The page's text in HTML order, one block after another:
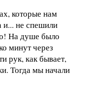
которые нам
и... не спешили
На душе было
минут через
рук, как бывает,
Тогда мы начали